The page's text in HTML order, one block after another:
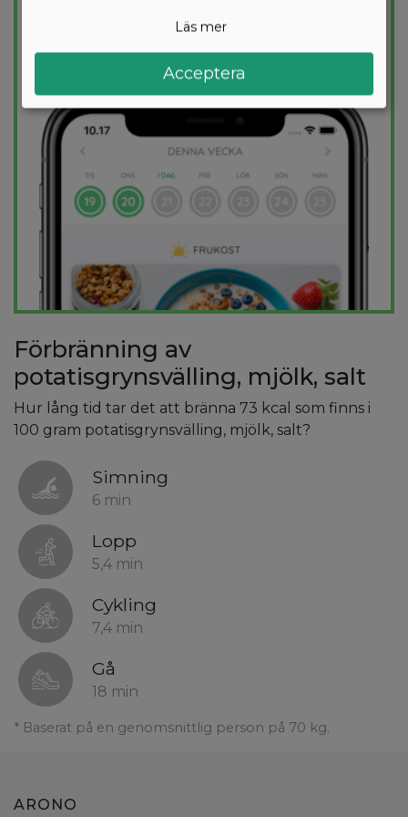
Förbränning av
potatisgrynsvälling, mjölk, salt
Hur lång tid tar det att bränna 73 kcal som finns i
100 gram potatisgrynsvälling, mjölk, salt?
Simning
6 min
Lopp
5,4 min
Cykling
7,4 min
Gå
18 min
* Baserat på en genomsnittlig person på 70 kg.
ARONO
Läs mer
Acceptera